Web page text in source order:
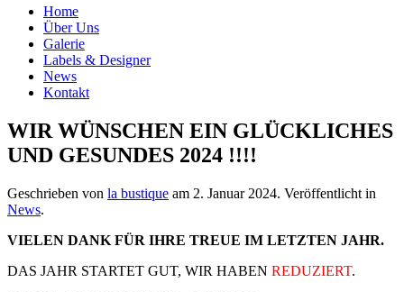
Home
Über Uns
Galerie
Labels & Designer
News
Kontakt
WIR WÜNSCHEN EIN GLÜCKLICHES
UND GESUNDES 2024 !!!!
Geschrieben von la bustique am 2. Januar 2024. Veröffentlicht in
News.
VIELEN DANK FÜR IHRE TREUE IM LETZTEN JAHR.
DAS JAHR STARTET GUT, WIR HABEN REDUZIERT.